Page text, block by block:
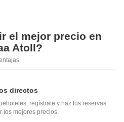
el mejor precio en
Atoll?
directos
regístrate y haz tus reservas
los mejores precios.